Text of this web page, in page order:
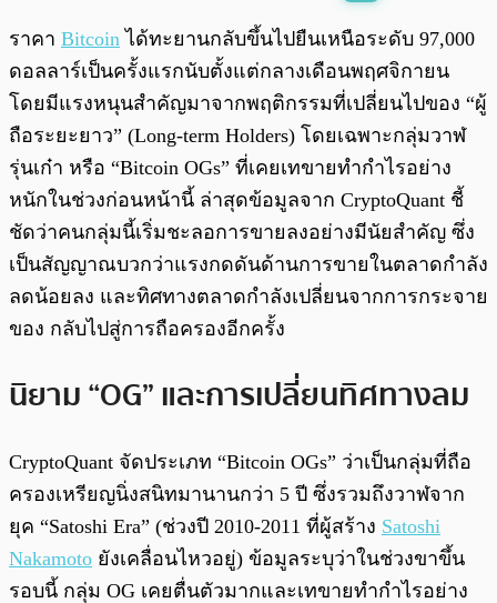
0:00/
ราคา Bitcoin ได้ทะยานกลับขึ้นไปยืนเหนือระดับ 97,000
ดอลลาร์เป็นครั้งแรกนับตั้งแต่กลางเดือนพฤศจิกายน
โดยมีแรงหนุนสำคัญมาจากพฤติกรรมที่เปลี่ยนไปของ “ผู้
ถือระยะยาว” (Long-term Holders) โดยเฉพาะกลุ่มวาฬ
รุ่นเก๋า หรือ “Bitcoin OGs” ที่เคยเทขายทำกำไรอย่าง
หนักในช่วงก่อนหน้านี้ ล่าสุดข้อมูลจาก CryptoQuant ชี้
ชัดว่าคนกลุ่มนี้เริ่มชะลอการขายลงอย่างมีนัยสำคัญ ซึ่ง
เป็นสัญญาณบวกว่าแรงกดดันด้านการขายในตลาดกำลัง
ลดน้อยลง และทิศทางตลาดกำลังเปลี่ยนจากการกระจาย
ของ กลับไปสู่การถือครองอีกครั้ง
นิยาม “OG” และการเปลี่ยนทิศทางลม
CryptoQuant จัดประเภท “Bitcoin OGs” ว่าเป็นกลุ่มที่ถือ
ครองเหรียญนิ่งสนิทมานานกว่า 5 ปี ซึ่งรวมถึงวาฬจาก
ยุค “Satoshi Era” (ช่วงปี 2010-2011 ที่ผู้สร้าง Satoshi
Nakamoto ยังเคลื่อนไหวอยู่) ข้อมูลระบุว่าในช่วงขาขึ้น
รอบนี้ กลุ่ม OG เคยตื่นตัวมากและเทขายทำกำไรอย่าง